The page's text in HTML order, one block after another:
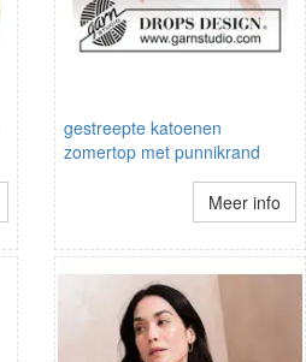
gestreepte katoenen
zomertop met punnikrand
Meer info